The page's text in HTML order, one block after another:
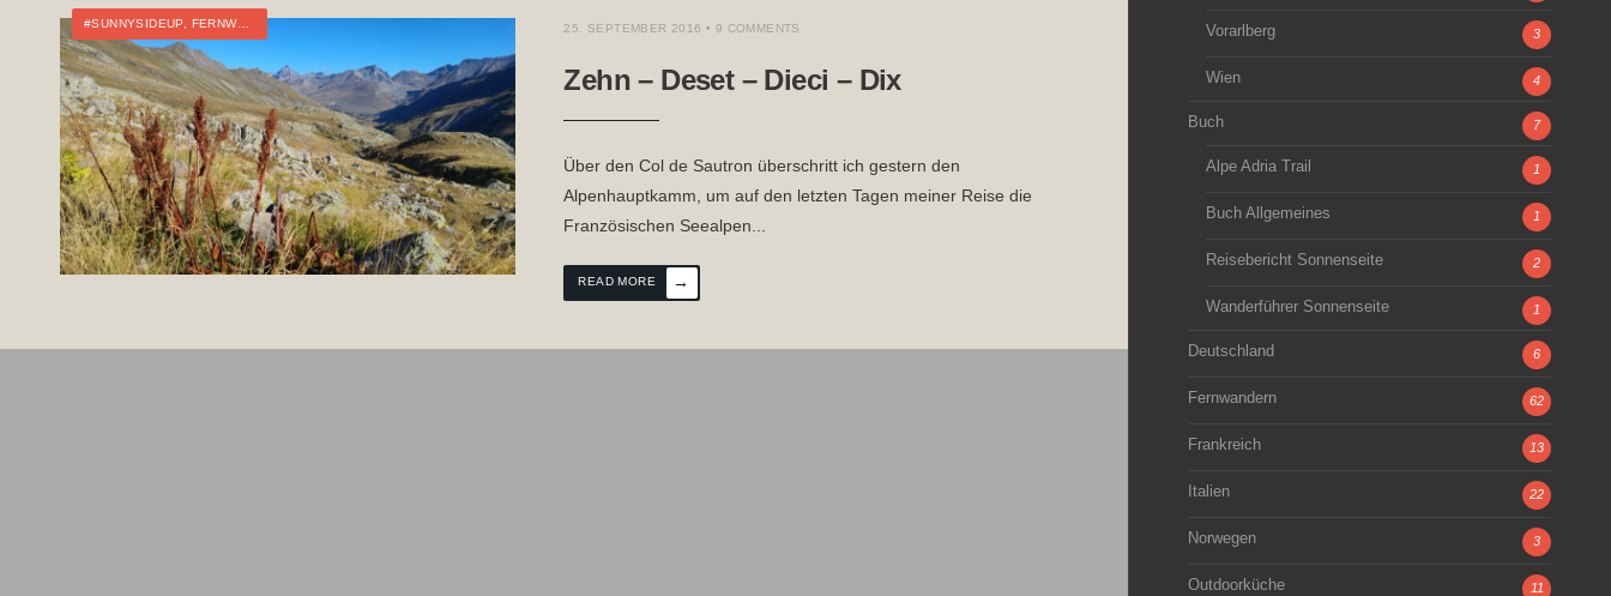
#SUNNYSIDEUP, FERNWANDERN 25. SEPTEMBER 2016 • 9 COMMENTS
Zehn – Deset – Dieci – Dix
Über den Col de Sautron überschritt ich gestern den
Alpenhauptkamm, um auf den letzten Tagen meiner Reise die
Französischen Seealpen...
READ MORE →
Vorarlberg 3
Wien 4
Buch 7
Alpe Adria Trail 1
Buch Allgemeines 1
Reisebericht Sonnenseite 2
Wanderführer Sonnenseite 1
Deutschland 6
Fernwandern 62
Frankreich 13
Italien 22
Norwegen 3
Outdoorküche 11